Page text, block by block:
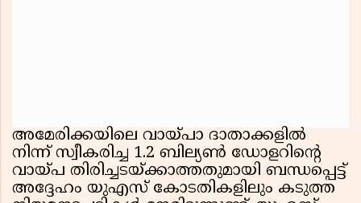
അമേരിക്കയിലെ വായ്പാ ദാതാക്കളിൽ
നിന്ന് സ്വീകരിച്ച 1.2 ബില്യൺ ഡോളറിന്റെ
വായ്പ തിരിച്ചടയ്ക്കാത്തതുമായി ബന്ധപ്പെട്ട്
അദ്ദേഹം യുഎസ് കോടതികളിലും കടുത്ത